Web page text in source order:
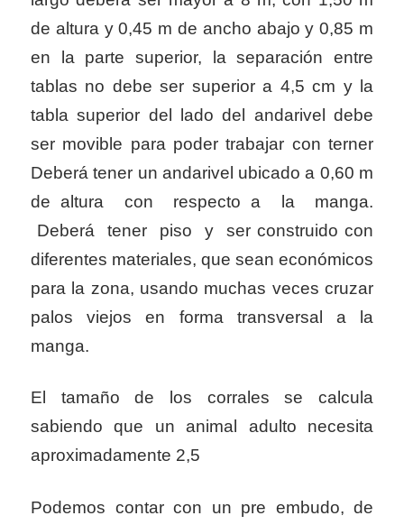
de altura y 0,45 m de ancho abajo y 0,85 m
en la parte superior, la separación entre
tablas no debe ser superior a 4,5 cm y la
tabla superior del lado del andarivel debe
ser movible para poder trabajar con terner
Deberá tener un andarivel ubicado a 0,60 m
de altura con respecto a la manga.
Deberá tener piso y ser construido con
diferentes materiales, que sean económicos
para la zona, usando muchas veces cruzar
palos viejos en forma transversal a la
manga.
El tamaño de los corrales se calcula
sabiendo que un animal adulto necesita
aproximadamente 2,5
Podemos contar con un pre embudo, de